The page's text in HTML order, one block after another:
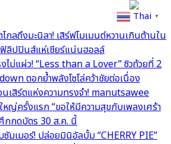
กลถึงมะนิลา! เสิร์ฟโมเมนต์หวานเกินต้านใน
ปปินส์แห่เชียร์แน่นฮอลล์
ไม่แผ่ว! “Less than a Lover” ซิวถ้วยที่ 2
ตอกย้ำพลังโซโล่คว้าชัยต่อเนื่อง
นเสิร์ตแห่งความทรงจำ! manutsawee
หญ่ครั้งแรก “ขอให้มีความสุขกับเพลงเศร้า
กกดบัตร 30 ส.ค. นี้
มเมอร์! ปล่อยมินิอัลบั้ม “CHERRY PIE”
Thai ▼